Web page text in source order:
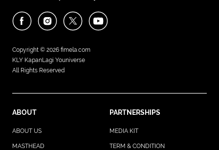
Copyright © 2026 fimela.com
KLY KapanLagi Youniverse
All Rights Reserved
ABOUT PARTNERSHIPS
ABOUT US MEDIA KIT
MASTHEAD TERM & CONDITION